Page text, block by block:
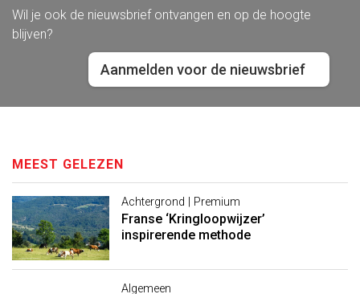
Wil je ook de nieuwsbrief ontvangen en op de hoogte
blijven?
Aanmelden voor de nieuwsbrief
MEEST GELEZEN
Achtergrond | Premium
Franse ‘Kringloopwijzer’
inspirerende methode
Algemeen